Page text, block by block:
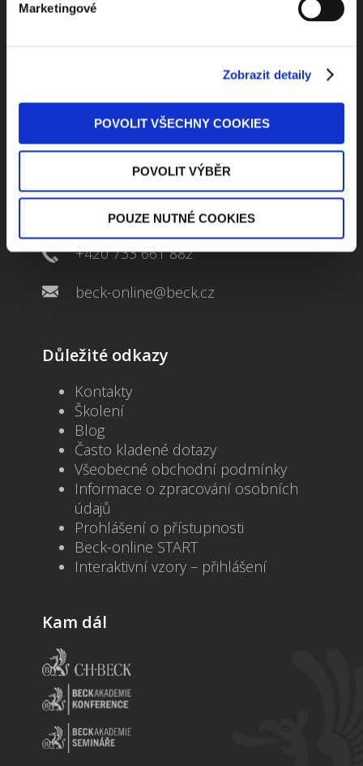
Marketingové
Zobrazit detaily
POVOLIT VŠECHNY COOKIES
POVOLIT VÝBĚR
POUZE NUTNÉ COOKIES
Kontaktuje nás
Jungmannova 34, 110 00 Praha
+420 733 661 882
beck-online@beck.cz
Důležité odkazy
Kontakty
Školení
Blog
Často kladené dotazy
Všeobecné obchodní podmínky
Informace o zpracování osobních
údajů
Prohlášení o přístupnosti
Beck-online START
Interaktivní vzory – přihlášení
Kam dál